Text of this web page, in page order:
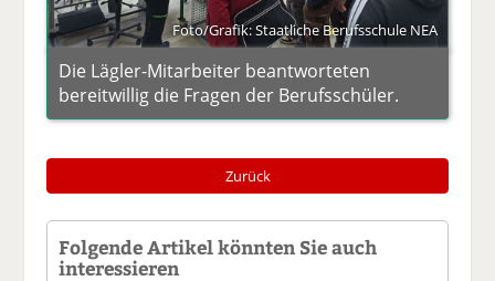
Foto/Grafik: Staatliche Berufsschule NEA
Die Lägler-Mitarbeiter beantworteten
bereitwillig die Fragen der Berufsschüler.
Zurück
Folgende Artikel könnten Sie auch
interessieren